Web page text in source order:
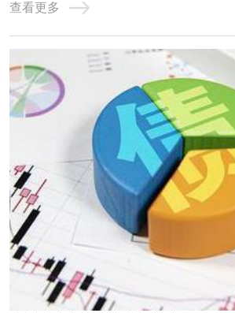
的，均作为债务重组。个人网贷的债务
原则和程序，包括核销已经损失或无法
户上的借方余额，对资产进行重估价，以
查看更多